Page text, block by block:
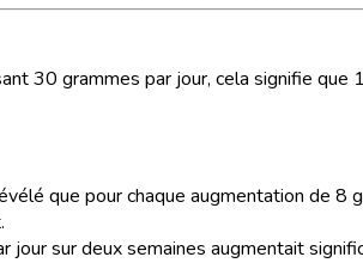
30 grammes par jour, cela signifie
que pour chaque augmentation de 8
sur deux semaines augmentait